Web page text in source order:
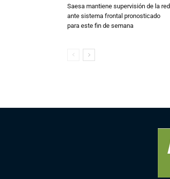
Saesa mantiene supervisión de la red
ante sistema frontal pronosticado
para este fin de semana